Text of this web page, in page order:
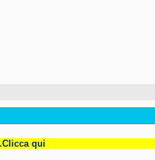
Clicca qui